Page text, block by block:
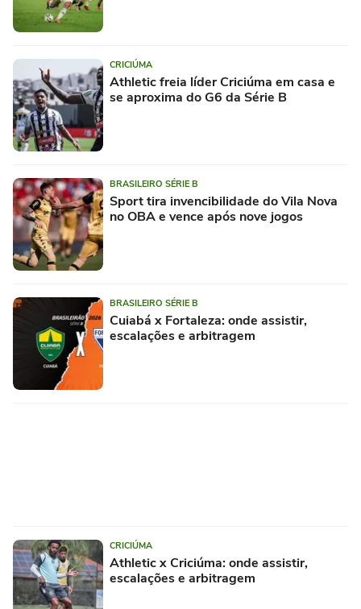
CRICIÚMA
Athletic freia líder Criciúma em casa e
se aproxima do G6 da Série B
BRASILEIRO SÉRIE B
Sport tira invencibilidade do Vila Nova
no OBA e vence após nove jogos
BRASILEIRO SÉRIE B
Cuiabá x Fortaleza: onde assistir,
escalações e arbitragem
CRICIÚMA
Athletic x Criciúma: onde assistir,
escalações e arbitragem